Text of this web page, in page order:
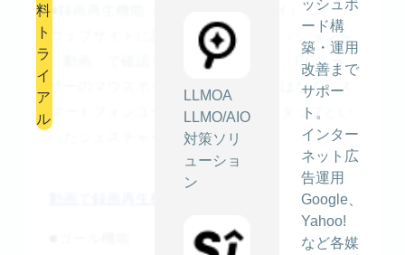
料
ト
ラ
イ
ア
ル
LLMOA
LLMO/AIO
対策ソリ
ューショ
ン
ッシュボ
ード構
築・運用
改善まで
サポー
ト。
インター
ネット広
告運用
Google、
Yahoo!
など各媒
■録画再生機能（セッションリプレイ）
ウェブサイトに訪問したすべてのセッションを
「動画」で確認することができます。PCユー
ザーのマウスポインタの動きだけではなく、ス
マートフォンユーザーのスワイプやタップとい
ったジェスチャーも確認できます。